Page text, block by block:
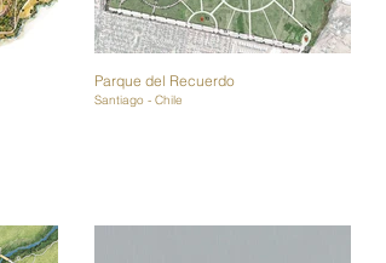
Parque del Recuerdo
Santiago - Chile